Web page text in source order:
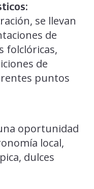
se llevan
de
folclóricas,
de
puntos
oportunidad
local,
dulces